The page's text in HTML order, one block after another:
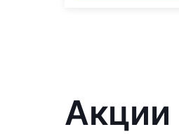
Акции